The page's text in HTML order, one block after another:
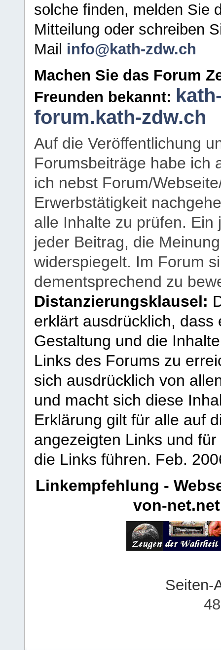
solche finden, melden Sie
Mitteilung oder schreiben
Mail info@kath-zdw.ch
Machen Sie das Forum
Freunden bekannt:
forum.kath-zdw.ch
Auf die Veröffentlichung
Forumsbeiträge habe ich
ich nebst Forum/
Erwerbstätigkeit
alle Inhalte zu prüfen.
jeder Beitrag, die
widerspiegelt. Im Forum
dementsprechend zu
Distanzierungsklausel:
erklärt ausdrücklich,
Gestaltung und die
Links des Forums zu
sich ausdrücklich von
und macht sich diese
Erklärung gilt für alle auf
angezeigten Links und
die Links führen. Feb.
Linkempfehlung -
von-net.net
Seiten-